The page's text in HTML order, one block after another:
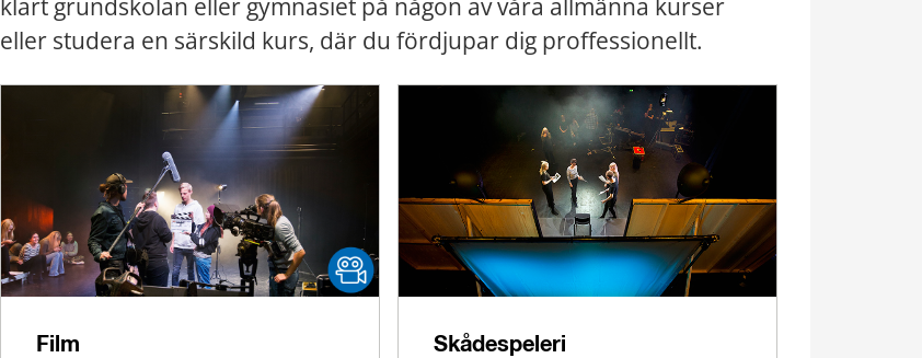
klart grundskolan eller gymnasiet på någon av våra allmänna kurser
eller studera en särskild kurs, där du fördjupar dig proffessionellt.
Film Skådespeleri